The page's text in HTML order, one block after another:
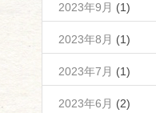
2023年9月 (1)
2023年8月 (1)
2023年7月 (1)
2023年6月 (2)